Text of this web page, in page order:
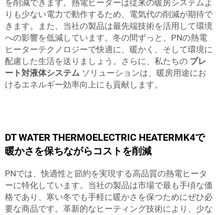
を削減できます。熱電ヒーターは従来の暖房システムよ
りも少ない電力で動作するため、電気代の削減が期待で
きます。また、当社の製品は最先端技術を活用して環境
への影響を低減しています。冬の間ずっと、PNの熱電
ヒーターテクノロジーで快適に、暖かく、そして環境に
配慮した生活を送りましょう。さらに、私たちの プレ
ート対液体システム ソリューションは、暖房用途にお
けるエネルギー効率向上にも貢献します。
DT WATER THERMOELECTRIC HEATERMK4で
暖かさを保ちながらコストを削減
PNでは、快適性と節約を実現する高品質の熱電ヒータ
ーに特化しています。当社の製品は市場で最も手頃な価
格であり、寒い冬でも手軽に暖かさを保つためにぜひ必
要な商品です。革新的なヒーティング技術により、少な